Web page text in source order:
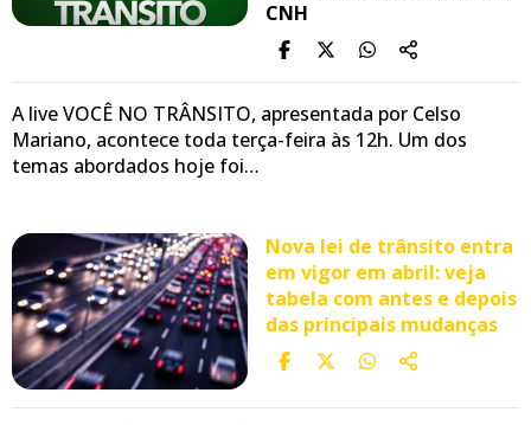
CNH
A live VOCÊ NO TRÂNSITO, apresentada por Celso
Mariano, acontece toda terça-feira às 12h. Um dos
temas abordados hoje foi…
Nova lei de trânsito entra
em vigor em abril: veja
tabela com antes e depois
das principais mudanças